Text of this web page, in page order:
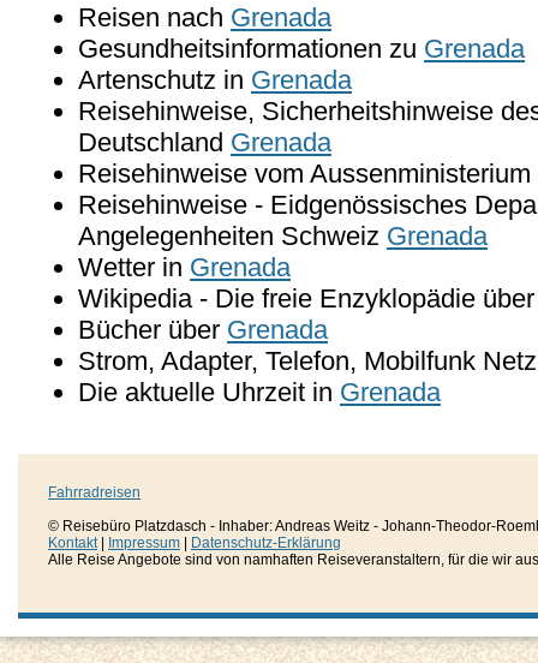
Reisen nach Grenada
Gesundheitsinformationen zu Grenada
Artenschutz in Grenada
Reisehinweise, Sicherheitshinweise
Deutschland Grenada
Reisehinweise vom
Reisehinweise - Eidgenössisches
Angelegenheiten Schweiz Grenada
Wetter in Grenada
Wikipedia - Die freie Enzyklopädie
Bücher über Grenada
Strom, Adapter, Telefon, Mobilfunk
Die aktuelle Uhrzeit in Grenada
Fahrradreisen
© Reisebüro Platzdasch - Inhaber: Andreas Weitz - Johann-Theodor-
Kontakt| Impressum
Datenschutz-Erklärung
Alle Reise Angebote sind von namhaften Reiseveranstaltern, für die wir